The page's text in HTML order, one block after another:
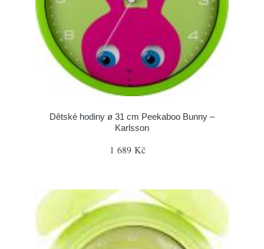
Dětské hodiny ø 31 cm Peekaboo Bunny –
Karlsson
1 689 Kč